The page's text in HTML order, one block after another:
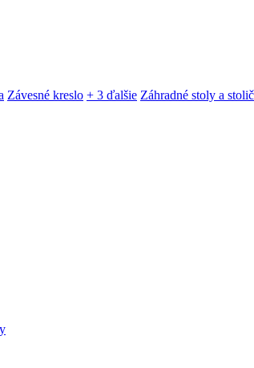
Závesné kreslo + 3 ďalšie Záhradné stoly a